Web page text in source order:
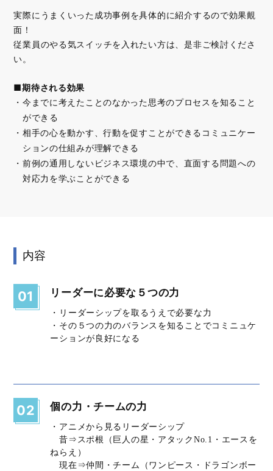
実際にうまくいった成功事例を具体的に紹介するので効果覿
面！
従業員のやる気スイッチを入れたい方は、是非ご検討くださ
い。
■期待される効果
今までに考えたことのなかった思考のプロセスを知ること
ができる
相手の心を動かす、行動を促すことができるコミュニケー
ションの仕組みが理解できる
前例の通用しないビジネス環境の中で、直面する問題への
対応力を学ぶことができる
内容
01 リーダーに必要な５つの力
・リーダーシップを取るうえで必要な力
・その５つの力のバランスを知ることでコミニュケ
ーションが良好になる
02 個の力・チームの力
・アニメから見るリーダーシップ
昔⇒スポ根（巨人の星・アタックNo.1・エースを
ねらえ）
現在⇒仲間・チーム（ワンピース・ドラゴンボー